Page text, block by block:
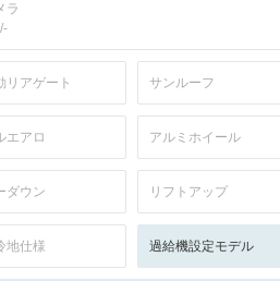
ラ
リアゲート サンルーフ
エアロ アルミホイール
ダウン リフトアップ
地仕様 過給機設定モデル